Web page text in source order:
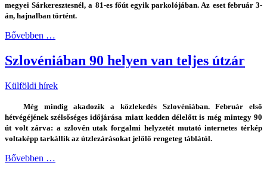
megyei Sárkeresztesnél, a 81-es főút egyik parkolójában. Az eset február 3-
án, hajnalban történt.
Bővebben …
Szlovéniában 90 helyen van teljes útzár
Külföldi hírek
Még mindig akadozik a közlekedés Szlovéniában. Február első
hétvégéjének szélsőséges időjárása miatt kedden délelőtt is még mintegy 90
út volt zárva: a szlovén utak forgalmi helyzetét mutató internetes térkép
voltaképp tarkállik az útzlezárásokat jelölő rengeteg táblától.
Bővebben …